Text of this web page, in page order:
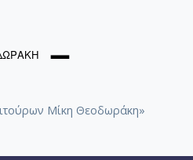
Μίκη Θεοδωράκη»